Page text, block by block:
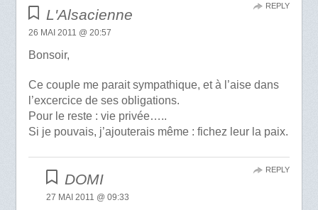
L'Alsacienne
26 MAI 2011 @ 20:57
Bonsoir,
Ce couple me parait sympathique, et à l’aise dans
l’excercice de ses obligations.
Pour le reste : vie privée…..
Si je pouvais, j’ajouterais même : fichez leur la paix.
REPLY
DOMI
27 MAI 2011 @ 09:33
REPLY